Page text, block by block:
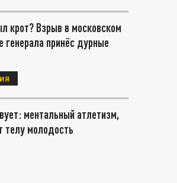
крот? Взрыв в московском
генерала принёс дурные
ментальный атлетизм,
телу молодость